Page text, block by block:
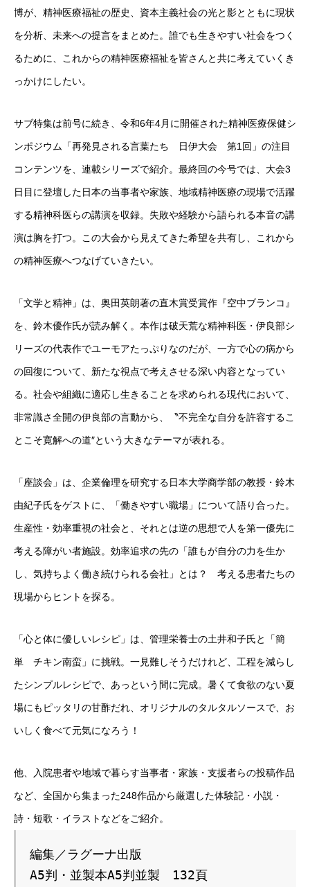
博が、精神医療福祉の歴史、資本主義社会の光と影とともに現状
を分析、未来への提言をまとめた。誰でも生きやすい社会をつく
るために、これからの精神医療福祉を皆さんと共に考えていくき
っかけにしたい。
サブ特集は前号に続き、令和6年4月に開催された精神医療保健シ
ンポジウム「再発見される言葉たち 日伊大会 第1回」の注目
コンテンツを、連載シリーズで紹介。最終回の今号では、大会3
日目に登壇した日本の当事者や家族、地域精神医療の現場で活躍
する精神科医らの講演を収録。失敗や経験から語られる本音の講
演は胸を打つ。この大会から見えてきた希望を共有し、これから
の精神医療へつなげていきたい。
「文学と精神」は、奥田英朗著の直木賞受賞作『空中ブランコ』
を、鈴木優作氏が読み解く。本作は破天荒な精神科医・伊良部シ
リーズの代表作でユーモアたっぷりなのだが、一方で心の病から
の回復について、新たな視点で考えさせる深い内容となってい
る。社会や組織に適応し生きることを求められる現代において、
非常識さ全開の伊良部の言動から、〝不完全な自分を許容するこ
とこそ寛解への道″という大きなテーマが表れる。
「座談会」は、企業倫理を研究する日本大学商学部の教授・鈴木
由紀子氏をゲストに、「働きやすい職場」について語り合った。
生産性・効率重視の社会と、それとは逆の思想で人を第一優先に
考える障がい者施設。効率追求の先の「誰もが自分の力を生か
し、気持ちよく働き続けられる会社」とは？ 考える患者たちの
現場からヒントを探る。
「心と体に優しいレシピ」は、管理栄養士の土井和子氏と「簡
単 チキン南蛮」に挑戦。一見難しそうだけれど、工程を減らし
たシンプルレシピで、あっという間に完成。暑くて食欲のない夏
場にもピッタリの甘酢だれ、オリジナルのタルタルソースで、お
いしく食べて元気になろう！
他、入院患者や地域で暮らす当事者・家族・支援者らの投稿作品
など、全国から集まった248作品から厳選した体験記・小説・
詩・短歌・イラストなどをご紹介。
編集／ラグーナ出版
A5判・並製本A5判並製　132頁